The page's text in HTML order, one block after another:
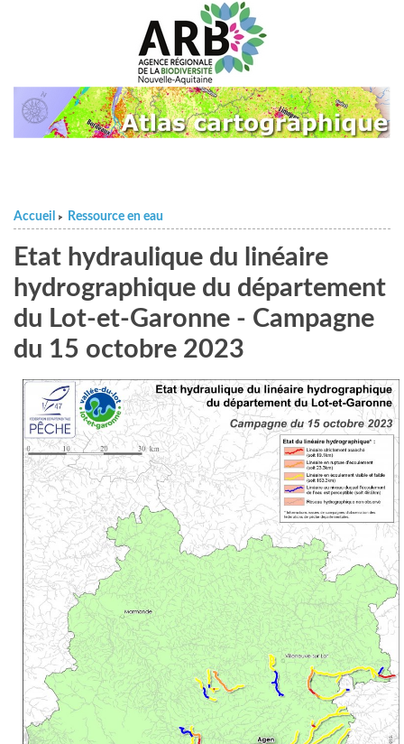
Accueil > Ressource en eau
Etat hydraulique du linéaire
hydrographique du département
du Lot-et-Garonne - Campagne
du 15 octobre 2023